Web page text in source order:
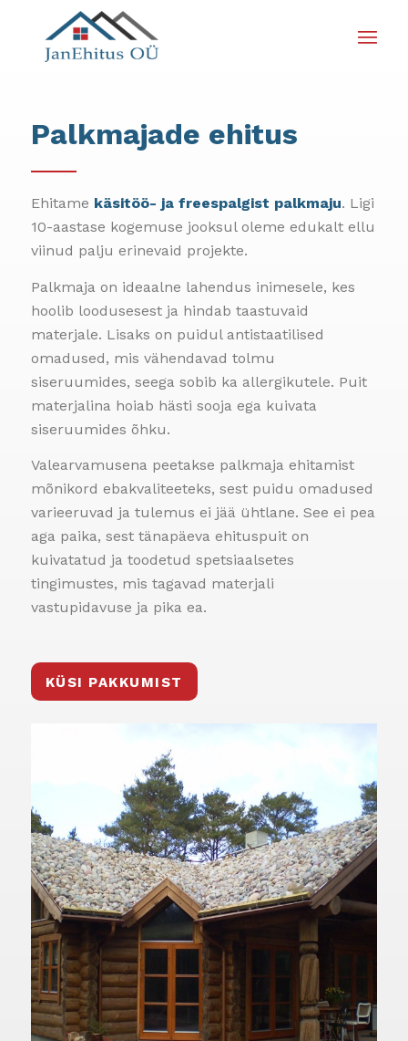
Palkmajade ehitus
Ehitame käsitöö- ja freespalgist palkmaju. Ligi
10-aastase kogemuse jooksul oleme edukalt ellu
viinud palju erinevaid projekte.
Palkmaja on ideaalne lahendus inimesele, kes
hoolib loodusesest ja hindab taastuvaid
materjale. Lisaks on puidul antistaatilised
omadused, mis vähendavad tolmu
siseruumides, seega sobib ka allergikutele. Puit
materjalina hoiab hästi sooja ega kuivata
siseruumides õhku.
Valearvamusena peetakse palkmaja ehitamist
mõnikord ebakvaliteeteks, sest puidu omadused
varieeruvad ja tulemus ei jää ühtlane. See ei pea
aga paika, sest tänapäeva ehituspuit on
kuivatatud ja toodetud spetsiaalsetes
tingimustes, mis tagavad materjali
vastupidavuse ja pika ea.
KÜSI PAKKUMIST